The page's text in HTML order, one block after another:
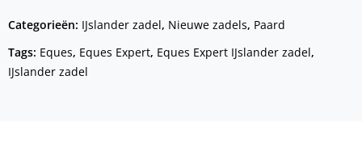
Categorieën: IJslander zadel, Nieuwe zadels, Paard
Tags: Eques, Eques Expert, Eques Expert IJslander zadel,
IJslander zadel